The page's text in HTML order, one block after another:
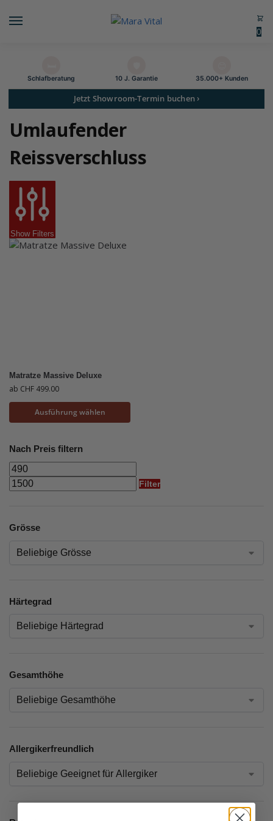
0
Schlaf­beratung 10 J. Garantie 35.000+ Kunden
Jetzt Showroom-Termin buchen ›
Umlaufender
Reissverschluss
Show Filters
Matratze Massive Deluxe
ab CHF 499.00
Ausführung wählen
Nach Preis filtern
Filter
Grösse
Härtegrad
Gesamthöhe
Allergikerfreundlich